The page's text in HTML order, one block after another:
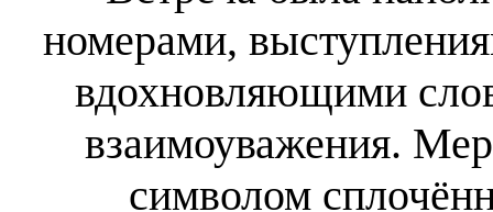
номерами,
вдохновляющими
взаимоуважения.
символом